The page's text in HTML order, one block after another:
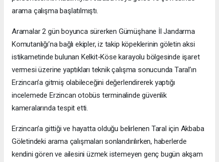
arama çalışma başlatılmıştı.
Aramalar 2 gün boyunca sürerken Gümüşhane İl Jandarma
Komutanlığı’na bağlı ekipler, iz takip köpeklerinin göletin aksi
istikametinde bulunan Kelkit-Köse karayolu bölgesinde işaret
vermesi üzerine yaptıkları teknik çalışma sonucunda Taral’ın
Erzincan’a gitmiş olabileceğini değerlendirerek yaptığı
incelemede Erzincan otobüs terminalinde güvenlik
kameralarında tespit etti.
Erzincan’a gittiği ve hayatta olduğu belirlenen Taral için Akbaba
Göletindeki arama çalışmaları sonlandırılırken, haberlerde
kendini gören ve ailesini üzmek istemeyen genç bugün akşam